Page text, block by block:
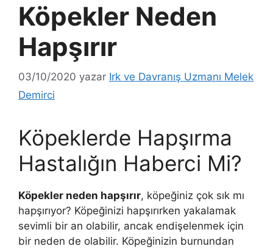
Köpekler Neden
Hapşırır
03/10/2020 yazar Irk ve Davranış Uzmanı Melek
Demirci
Köpeklerde Hapşırma
Hastalığın Haberci Mi?
Köpekler neden hapşırır, köpeğiniz çok sık mı
hapşırıyor? Köpeğinizi hapşırırken yakalamak
sevimli bir an olabilir, ancak endişelenmek için
bir neden de olabilir. Köpeğinizin burnundan